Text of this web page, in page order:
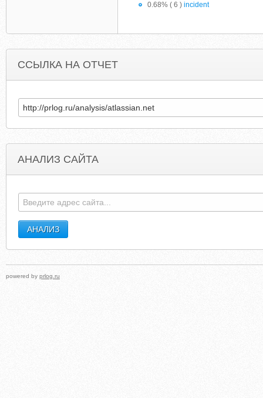
0.68% ( 6 ) incident
ССЫЛКА НА ОТЧЕТ
АНАЛИЗ САЙТА
powered by prlog.ru